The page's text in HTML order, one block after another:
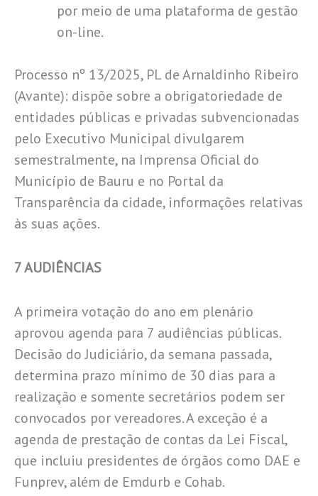
por meio de uma plataforma de gestão
on-line.
Processo nº 13/2025, PL de Arnaldinho Ribeiro
(Avante): dispõe sobre a obrigatoriedade de
entidades públicas e privadas subvencionadas
pelo Executivo Municipal divulgarem
semestralmente, na Imprensa Oficial do
Município de Bauru e no Portal da
Transparência da cidade, informações relativas
às suas ações.
7 AUDIÊNCIAS
A primeira votação do ano em plenário
aprovou agenda para 7 audiências públicas.
Decisão do Judiciário, da semana passada,
determina prazo mínimo de 30 dias para a
realização e somente secretários podem ser
convocados por vereadores. A exceção é a
agenda de prestação de contas da Lei Fiscal,
que incluiu presidentes de órgãos como DAE e
Funprev, além de Emdurb e Cohab.